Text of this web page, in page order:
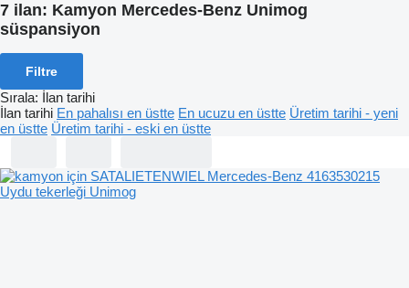
7 ilan: Kamyon Mercedes-Benz Unimog
süspansiyon
Filtre
Sırala: İlan tarihi
İlan tarihi En pahalısı en üstte En ucuzu en üstte Üretim tarihi - yeni
en üstte Üretim tarihi - eski en üstte